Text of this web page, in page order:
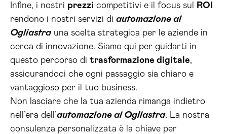
Infine, i nostri prezzi competitivi e il focus sul
ROI
rendono i nostri servizi di automazione ai
Ogliastrauna scelta strategica per le aziende in
cerca di innovazione. Siamo qui per guidarti in
questo percorso di trasformazione digitale,
assicurandoci che ogni passaggio sia chiaro e
vantaggioso per il tuo business.
Non lasciare che la tua azienda rimanga indietro
nell’era dell’automazione ai Ogliastra. La nostra
consulenza personalizzata è la chiave per